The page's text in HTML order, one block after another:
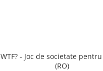
WTF? - Joc de societate
(RO)